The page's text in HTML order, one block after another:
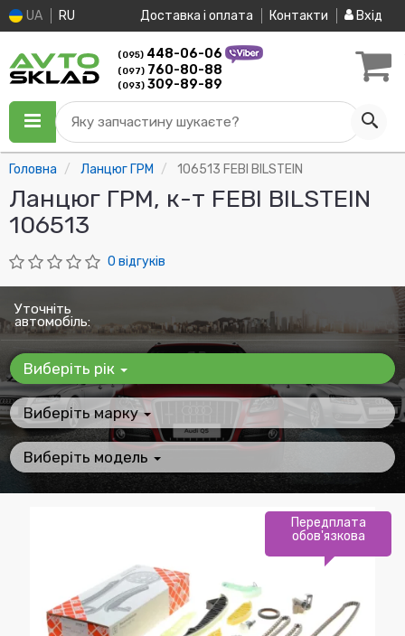
UA RU Доставка і оплата Контакти Вхід
(095) 448-06-06
(097) 760-80-88
(093) 309-89-89
Яку запчастину шукаєте?
Головна Ланцюг ГРМ 106513 FEBI BILSTEIN
Ланцюг ГРМ, к-т FEBI BILSTEIN
106513
0 відгуків
Уточніть
автомобіль:
Виберіть рік
Виберіть марку
Виберіть модель
Передплата
обов'язкова